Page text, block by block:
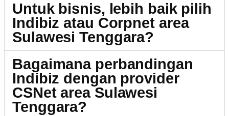
Untuk bisnis, lebih baik pilih
Indibiz atau Corpnet area
Sulawesi Tenggara?
Bagaimana perbandingan
Indibiz dengan provider
CSNet area Sulawesi
Tenggara?